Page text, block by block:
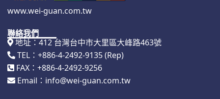
www.wei-guan.com.tw
聯絡我們
地址：412 台灣台中市大里區大峰路463號
TEL：+886-4-2492-9135 (Rep)
FAX：+886-4-2492-9256
Email：info@wei-guan.com.tw